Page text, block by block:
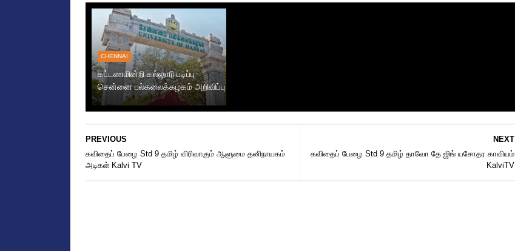
CHENNAI
கட்டணமின்றி கல்லுாரி படிப்பு
சென்னை பல்கலைக்கழகம் அறிவிப்பு
NEXT
கவிதைப் பேழை Std 9 தமிழ் தாவோ தே ஜிங் யசோதர காவியம்
KalviTV
PREVIOUS
கவிதைப் பேழை Std 9 தமிழ் விரிவாகும் ஆளுமை தனிநாயகம்
அடிகள் Kalvi TV